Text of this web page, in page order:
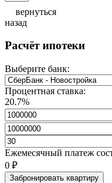
вернуться
назад
Расчёт ипотеки
Выберите банк:
Процентная ставка:
20.7%
Ежемесячный платеж
0 ₽
Забронировать квартиру